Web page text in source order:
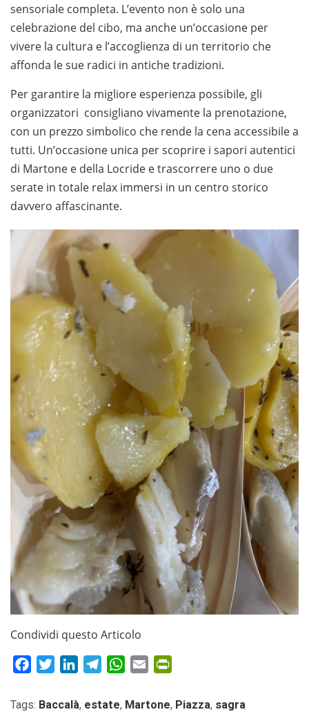
sensoriale completa. L’evento non è solo una
celebrazione del cibo, ma anche un’occasione per
vivere la cultura e l’accoglienza di un territorio che
affonda le sue radici in antiche tradizioni.
Per garantire la migliore esperienza possibile, gli
organizzatori consigliano vivamente la prenotazione,
con un prezzo simbolico che rende la cena accessibile a
tutti. Un’occasione unica per scoprire i sapori autentici
di Martone e della Locride e trascorrere uno o due
serate in totale relax immersi in un centro storico
davvero affascinante.
Condividi questo Articolo
FacebookTwitterLinkedInTelegramWhatsApp
Email
Tags: Baccalà, estate, Martone, Piazza, sagra